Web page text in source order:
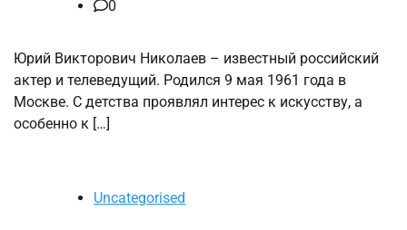
0
Юрий Викторович Николаев – известный российский
актер и телеведущий. Родился 9 мая 1961 года в
Москве. С детства проявлял интерес к искусству, а
особенно к […]
Uncategorised